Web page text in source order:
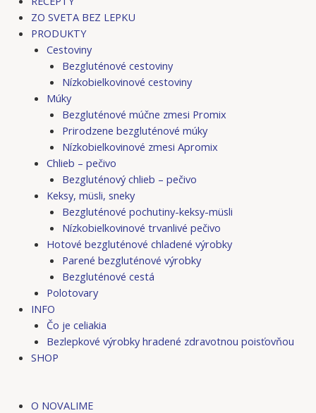
ZO SVETA BEZ LEPKU
PRODUKTY
Cestoviny
Bezgluténové cestoviny
Nízkobielkovinové cestoviny
Múky
Bezgluténové múčne zmesi Promix
Prirodzene bezgluténové múky
Nízkobielkovinové zmesi Apromix
Chlieb – pečivo
Bezgluténový chlieb – pečivo
Keksy, müsli, sneky
Bezgluténové pochutiny-keksy-müsli
Nízkobielkovinové trvanlivé pečivo
Hotové bezgluténové chladené výrobky
Parené bezgluténové výrobky
Bezgluténové cestá
Polotovary
INFO
Čo je celiakia
Bezlepkové výrobky hradené zdravotnou poisťovňou
SHOP
O NOVALIME